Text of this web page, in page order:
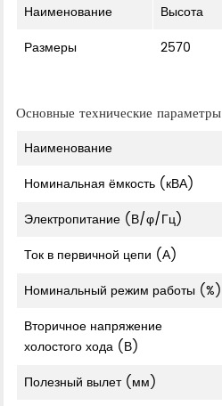
Наименование Высота
Размеры
2570
Основные технические параметры
Наименование
Номинальная ёмкость (кВА)
Электропитание (В/φ/Гц)
Ток в первичной цепи (А)
Номинальный режим работы (%)
Вторичное напряжение
холостого хода (В)
Полезный вылет (мм)